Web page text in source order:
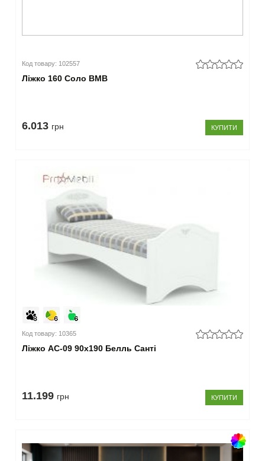
Код товару: 102557
Ліжко 160 Соло ВМВ
6.013 грн КУПИТИ
Код товару: 10365
Ліжко АС-09 90x190 Белль Санті
11.199 грн КУПИТИ